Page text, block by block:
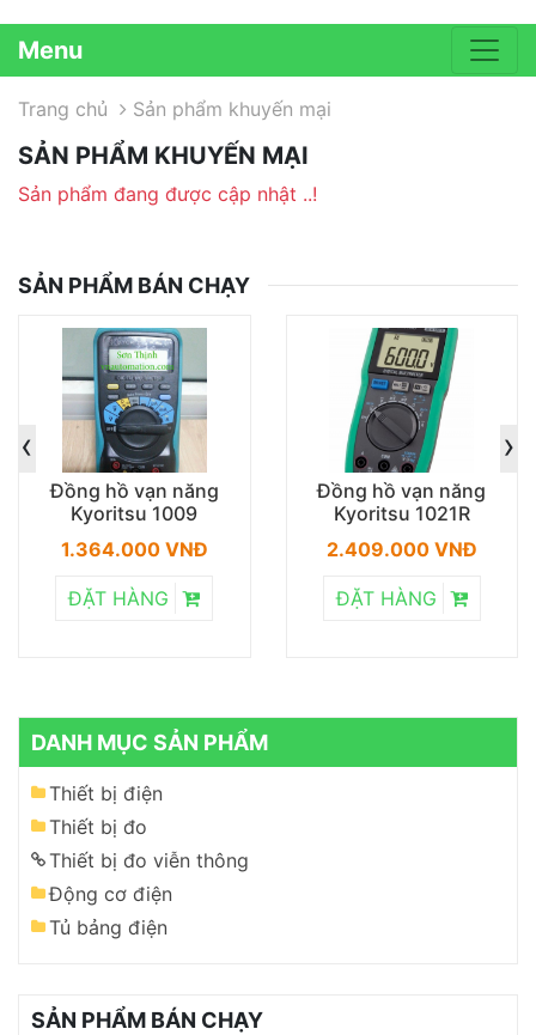
Menu
Trang chủ Sản phẩm khuyến mại
SẢN PHẨM KHUYẾN MẠI
Sản phẩm đang được cập nhật ..!
SẢN PHẨM BÁN CHẠY
Đồng hồ vạn năng
Kyoritsu 1009
1.364.000 VNĐ
ĐẶT HÀNG
Đồng hồ vạn năng
Kyoritsu 1021R
2.409.000 VNĐ
ĐẶT HÀNG
‹ ›
DANH MỤC SẢN PHẨM
Thiết bị điện
Thiết bị đo
Thiết bị đo viễn thông
Động cơ điện
Tủ bảng điện
SẢN PHẨM BÁN CHẠY